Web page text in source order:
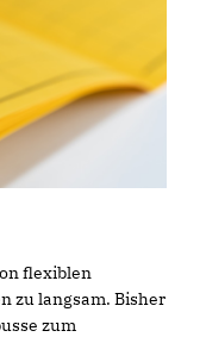
flexiblen
zu langsam. Bisher
zum